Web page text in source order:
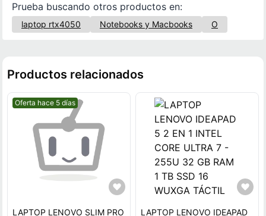
Prueba buscando otros productos en:
laptop rtx4050 Notebooks y Macbooks O
Productos relacionados
Mejor precio.
Oferta hace 5 días
LAPTOP LENOVO SLIM PRO
LAPTOP LENOVO IDEAPAD